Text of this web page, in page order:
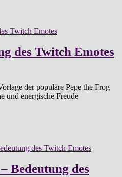
des Twitch Emotes
der populäre Pepe the Frog
und energische Freude
Bedeutung des